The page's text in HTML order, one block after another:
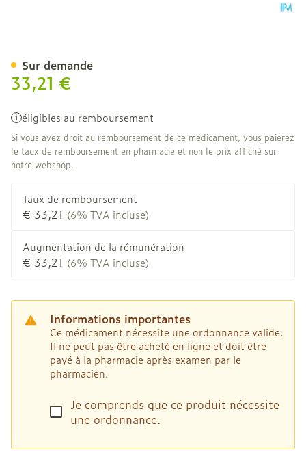
33,21 €
éligibles au remboursement
Si vous avez droit au remboursement de ce médicament, vous paierez
le taux de remboursement en pharmacie et non le prix affiché sur
notre webshop.
Taux de remboursement
€ 33,21 (6% TVA incluse)
Augmentation de la rémunération
€ 33,21 (6% TVA incluse)
Informations importantes
Ce médicament nécessite une ordonnance valide.
Il ne peut pas être acheté en ligne et doit être
payé à la pharmacie après examen par le
pharmacien.
Je comprends que ce produit nécessite
une ordonnance.
Sur demande